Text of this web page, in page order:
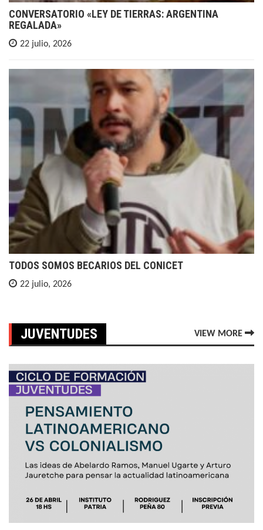
CONVERSATORIO «LEY DE TIERRAS: ARGENTINA
REGALADA»
22 julio, 2026
TODOS SOMOS BECARIOS DEL CONICET
22 julio, 2026
JUVENTUDES VIEW MORE